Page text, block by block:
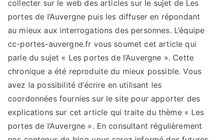
collecter sur le web des articles sur le sujet de Les
portes de l’Auvergne puis les diffuser en répondant
au mieux aux interrogations des personnes. L’équipe
cc-portes-auvergne.fr vous soumet cet article qui
parle du sujet « Les portes de l’Auvergne ». Cette
chronique a été reproduite du mieux possible. Vous
avez la possibilité d’écrire en utilisant les
coordonnées fournies sur le site pour apporter des
explications sur cet article qui traite du thème « Les
portes de l’Auvergne ». En consultant régulièrement